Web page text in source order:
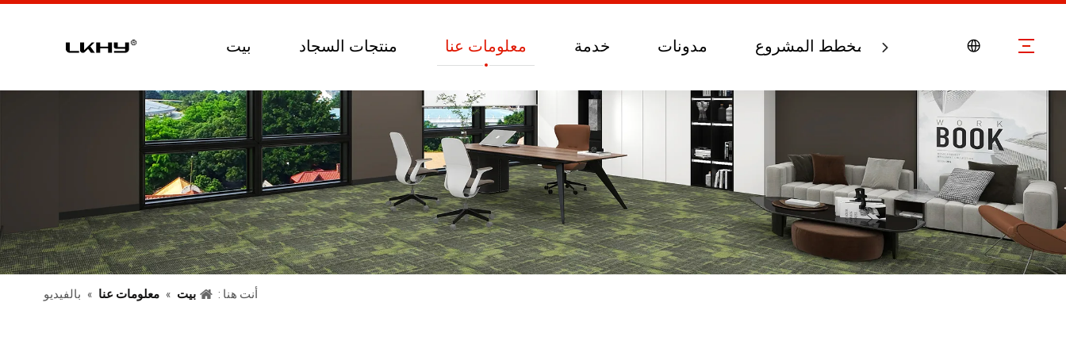
بيت منتجات السجاد معلومات عنا خدمة مدونات مخطط المشروع
أنت هنا : بيت » معلومات عنا » بالفيديو